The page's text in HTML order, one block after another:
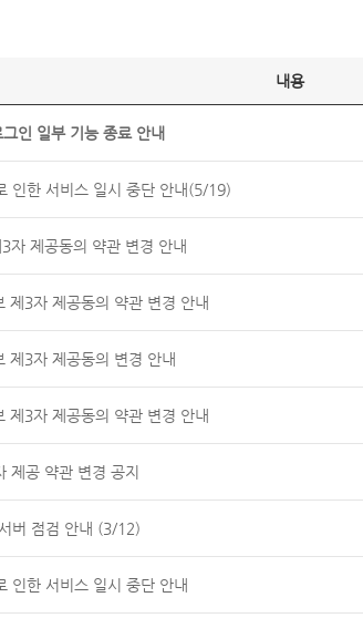
내용
인 일부 기능 종료 안내
인한 서비스 일시 중단 안내(5/19)
자 제공동의 약관 변경 안내
정보 제3자 제공동의 약관 변경 안내
제3자 제공동의 변경 안내
정보 제3자 제공동의 약관 변경 안내
제공 약관 변경 공지
버 점검 안내 (3/12)
인한 서비스 일시 중단 안내